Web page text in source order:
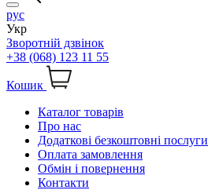
рус
Укр
Зворотній дзвінок
+38 (068) 123 11 55
Кошик
Каталог товарів
Про нас
Додаткові безкоштовні послуги
Оплата замовлення
Обмін і повернення
Контакти